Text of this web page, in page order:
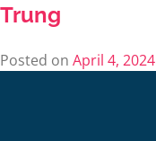
Trung
Posted on April 4, 2024